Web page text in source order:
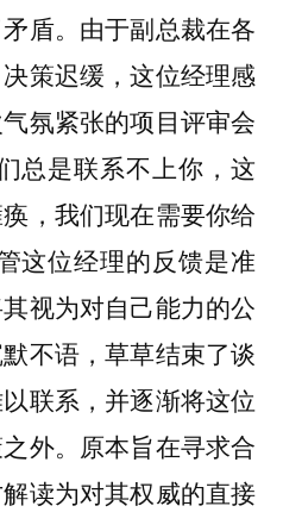
盾。由于副总裁在各
策迟缓，这位经理感
氛紧张的项目评审会
总是联系不上你，这
，我们现在需要你给
这位经理的反馈是准
视为对自己能力的公
不语，草草结束了谈
联系，并逐渐将这位
外。原本旨在寻求合
读为对其权威的直接